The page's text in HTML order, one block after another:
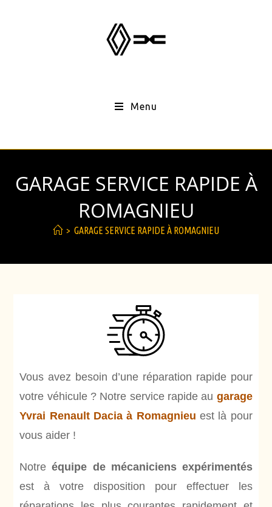
Menu
GARAGE SERVICE RAPIDE À
ROMAGNIEU
> GARAGE SERVICE RAPIDE À ROMAGNIEU
Vous avez besoin d’une réparation rapide pour
votre véhicule ? Notre service rapide au garage
Yvrai Renault Dacia à Romagnieu est là pour
vous aider !
Notreéquipe de mécaniciens expérimentés
est à votre disposition pour effectuer les